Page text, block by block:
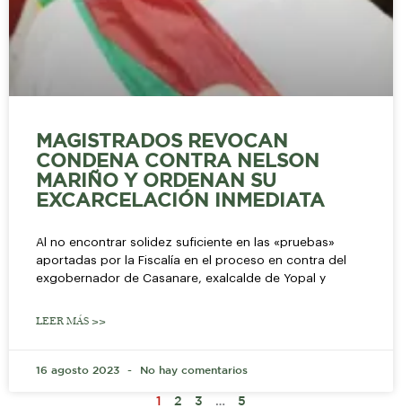
MAGISTRADOS REVOCAN
CONDENA CONTRA NELSON
MARIÑO Y ORDENAN SU
EXCARCELACIÓN INMEDIATA
Al no encontrar solidez suficiente en las «pruebas»
aportadas por la Fiscalía en el proceso en contra del
exgobernador de Casanare, exalcalde de Yopal y
LEER MÁS >>
16 agosto 2023 No hay comentarios
1 2 3 … 5